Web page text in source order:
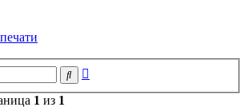
Поиск
1 из 1